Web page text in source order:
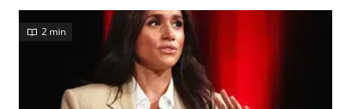
2 min